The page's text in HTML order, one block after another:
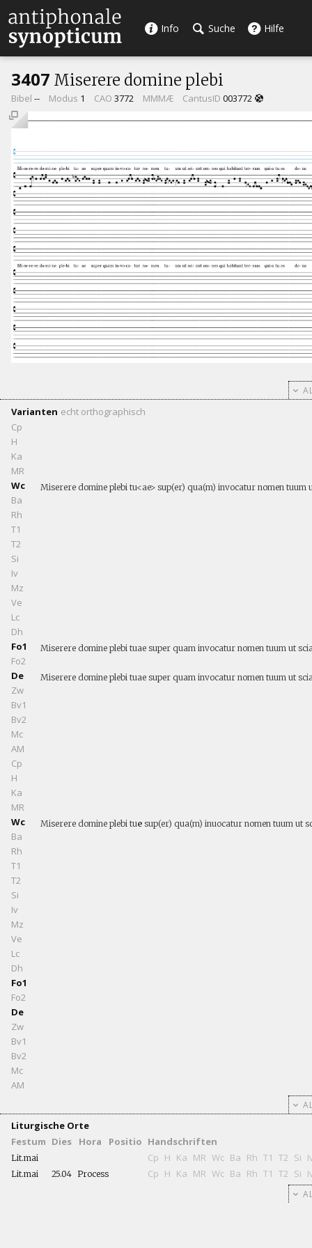
Info Suche Hilfe
3407 Miserere domine plebi
Bibel -- Modus 1 CAO 3772 MMMÆ CantusID 003772
Varianten echt orthographisch
Cp
H
Ka
MR
Wc
Miserere domine plebi tu<ae> sup(er) qua(m) invocatur nomen
Ba
Rh
T1
T2
Si
Iv
Mz
Ve
Lc
Dh
Fo1
Miserere domine plebi tuae super quam invocatur nomen tuum ut
Fo2
De
Miserere domine plebi tuae super quam invocatur nomen tuum ut
Zw
Bv1
Bv2
Mc
AM
Cp
H
Ka
MR
Wc
Miserere domine plebi tue sup(er) qua(m) inuocatur nomen tuum ut
Ba
Rh
T1
T2
Si
Iv
Mz
Ve
Lc
Dh
Fo1
Fo2
De
Zw
Bv1
Bv2
Mc
AM
Liturgische Orte
Festum Dies Hora Positio Handschriften
Lit.mai Cp H Ka MR Wc Ba Rh T1 T2 Si
Lit.mai 25.04 Process Cp H Ka MR Wc Ba Rh T1 T2 Si